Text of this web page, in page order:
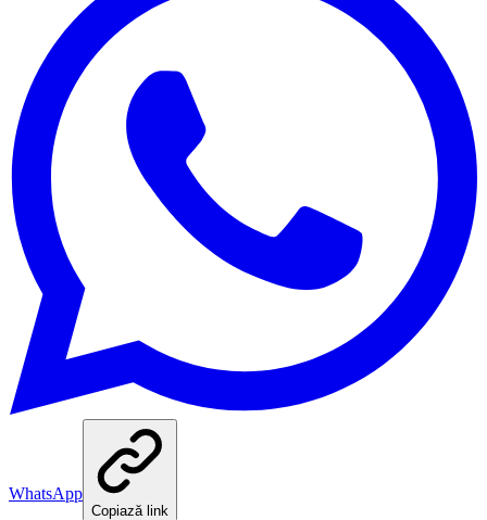
WhatsApp
Copiază link